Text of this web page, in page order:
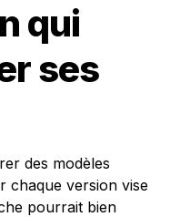
qui
ses
des modèles
chaque version vise
pourrait bien